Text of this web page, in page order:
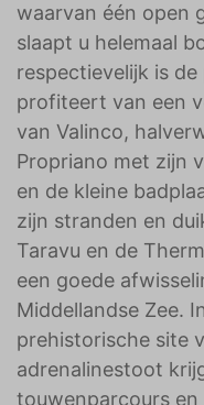
waarvan één open
slaapt u helemaal
respectievelijk is
profiteert van een
van Valinco,
Propriano met zijn
en de kleine
zijn stranden en
Taravu en de
een goede
Middellandse Zee.
prehistorische site
adrenalinestoot
touwenparcours